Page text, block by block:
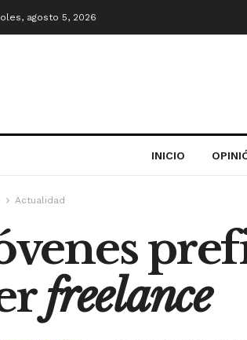
agosto 5, 2026
INICIO
Actualidad
freelance